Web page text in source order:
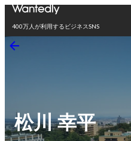
400万人が利用するビジネスSNS
松川 幸平